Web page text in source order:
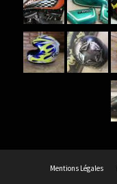
Mentions Légales